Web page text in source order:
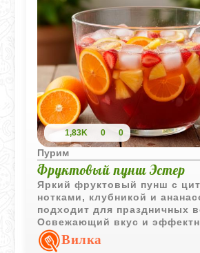
1,83K 0 0
Пурим
Фруктовый пунш Эстер
Яркий фруктовый пунш с
нотками, клубникой и
подходит для праздничных
Освежающий вкус и
делают этот напиток
украшением стола.
Вилка